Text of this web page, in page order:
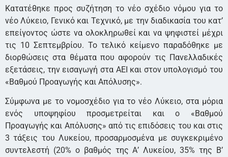
Κατατέθηκε προς συζήτηση το νέο σχέδιο νόμου για το
νέο Λύκειο, Γενικό και Τεχνικό, με την διαδικασία του κατ’
επείγοντος ώστε να ολοκληρωθεί και να ψηφιστεί μέχρι
τις 10 Σεπτεμβρίου. Το τελικό κείμενο παραδόθηκε με
διορθώσεις στα θέματα που αφορούν τις Πανελλαδικές
εξετάσεις, την εισαγωγή στα ΑΕΙ και στον υπολογισμό του
«Βαθμού Προαγωγής και Απόλυσης».
Σύμφωνα με το νομοσχέδιο για το νέο Λύκειο, στα μόρια
ενός υποψηφίου προσμετρείται και ο «Βαθμού
Προαγωγής και Απόλυσης» από τις επιδόσεις του και στις
3 τάξεις του Λυκείου, προσαρμοσμένα με συγκεκριμένο
συντελεστή (20% ο βαθμός της Α’ Λυκείου, 35% της Β’